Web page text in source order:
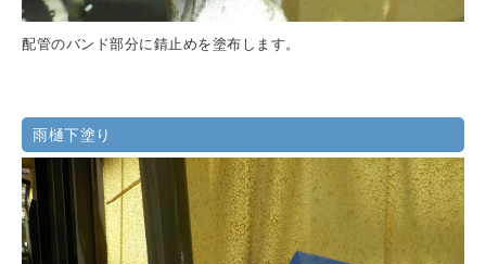
配管のバンド部分に錆止めを塗布します。
雨樋下塗り